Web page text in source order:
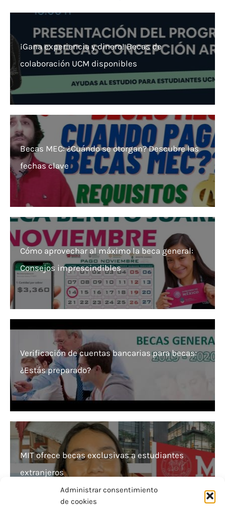
Administrar consentimiento
de cookies
¡Gana experiencia y dinero! Becas de
colaboración UCM disponibles
Becas MEC: ¿Cuándo se otorgan? Descubre las
fechas clave
Cómo aprovechar al máximo la beca general:
Consejos imprescindibles
Verificación de cuentas bancarias para becas:
¿Estás preparado?
MIT ofrece becas exclusivas a estudiantes
extranjeros